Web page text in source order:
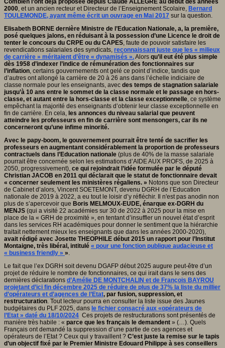
2000 , et un ancien recteur et Directeur de l’Enseignement Scolaire, Bernard
TOULEMONDE, ayant même écrit un ouvrage en Mai 2017 sur la question.
Elisabeth BORNE dernière Ministre de l’Education Nationale, a, la première,
posé quelques jalons, en réduisant à la possession d’une Licence le droit de
tenter le concours du CRPE ou du CAPES , faute de pouvoir satisfaire les
revendications salariales des syndicats, reconnaissant juste que les « milieux
de carrière » méritaient d’être « dynamisés ».Alors qu’il eut été plus simple
dès 1958 d’indexer l’indice de rémunération des fonctionnaires sur
l’inflation , certains gouvernements ont gelé ce point d’indice, tandis que
d’autres ont allongé la carrière de 20 à 26 ans dans l’échelle indiciaire de
classe normale pour les enseignants, avec des temps de stagnation salariale
jusqu’à 10 ans entre le sommet de la classe normale et le passage en hors-
classe, et autant entre la hors-classe et la classe exceptionnelle , ce système
empêchant la majorité des enseignants d’obtenir leur classe exceptionnelle en
fin de carrière. En cela, les annonces du niveau salarial que peuvent
atteindre les professeurs en fin de carrière sont mensongers, car ils ne
concerneront qu’une infime minorité.
Avec le papy-boom, le gouvernement pourrait être tenté de sacrifier les
professeurs en augmentant considérablement la proportion de professeurs
contractuels dans l’Education nationale (plus de 40% de la masse salariale
pourrait être concernée selon les estimations d’AIDE AUX PROFS, de 2025 à
2050, progressivement), ce qui rejoindrait l’idée formulée par le député
Christian JACOB en 2011 qui déclarait que le statut de fonctionnaire devait
« concerner seulement les ministères régaliens. » Notons que son Directeur
de Cabinet d’alors, Vincent SOETEMONT, devenu DGRH de l’Education
nationale de 2019 à 2022, a eu tout le loisir d’y réfléchir. Il n'est pas anodin non
plus de s’apercevoir que Boris MELMOUX-EUDE, énarque ex-DGRH du
MENJS (qui a visité 22 académies sur 30 de 2022 à 2025 pour la mise en
place de la « GRH de proximité », en tentant d’insuffler un nouvel état d’esprit
dans les services RH académiques pour donner le sentiment que la hiérarchie
traitait nettement mieux les enseignants que dans les années 2000-2020),
avait rédigé avec Josette THEOPHILE début 2015 un rapport pour l’Institut
Montaigne, très libéral, intitulé « pour une fonction publique audacieuse et
« business friendly » »
Le fait que l’ex DGRH soit devenu DGAFP début 2025 augure peut-être d’un
projet de réduire le nombre de fonctionnaires, ce qui irait dans le sens des
dernières déclarations d’Amélie DE MONTCHALIN et de François BAYROU
projetant d’ici fin décembre 2025 de réduire de plus de 37% la liste du millier
d’opérateurs et d’agences de l’Etat, par fusion, suppression, et
restructuration . Tout lecteur pourra en consulter la liste issue des Jaunes
budgétaires du PLF 2025, dans le fichier consacré aux «opérateurs de
l’Etat » daté du 18/10/2024 Ces projets de restructurations sont présentés de
manière très habile : « parce que les français le demandent » (…). Quels
Français ont demandé la suppression d’une partie de ces agences et
opérateurs de l’Etat ? Ceux qui y travaillent ? C’est juste la remise sur le tapis
d’un objectif fixé par le Premier Ministre Edouard Philippe à ses conseillers